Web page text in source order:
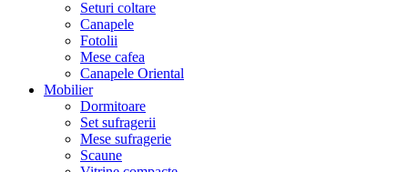
Seturi coltare
Canapele
Fotolii
Mese cafea
Canapele Oriental
Mobilier
Dormitoare
Set sufragerii
Mese sufragerie
Scaune